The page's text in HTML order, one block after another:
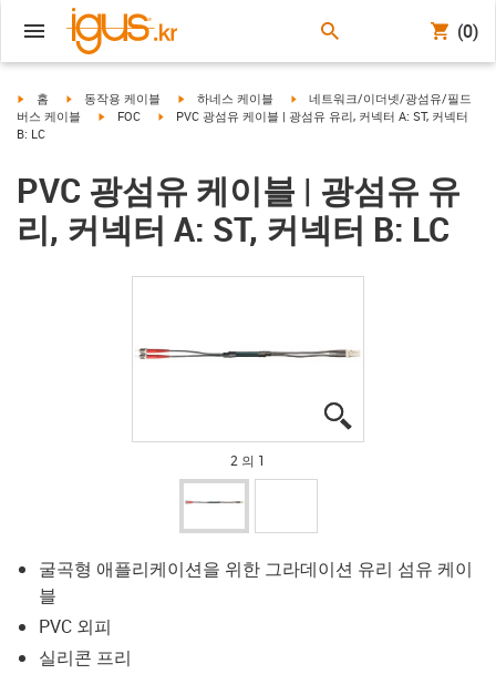
(0)
igus-icon-arrow-right
홈 igus-icon-arrow-right
동작용 케이블 igus-icon-arrow-right
하네스 케이블 igus-icon-arrow-right
네트워크/이더넷/광섬유/필드
버스 케이블
igus-icon-arrow-right
FOC igus-icon-arrow-right
PVC 광섬유 케이블 | 광섬유 유리, 커넥터 A: ST, 커넥터
B: LC
PVC 광섬유 케이블 | 광섬유 유
리, 커넥터 A: ST, 커넥터 B: LC
2 의 1
굴곡형 애플리케이션을 위한 그라데이션 유리 섬유 케이
블
PVC 외피
실리콘 프리